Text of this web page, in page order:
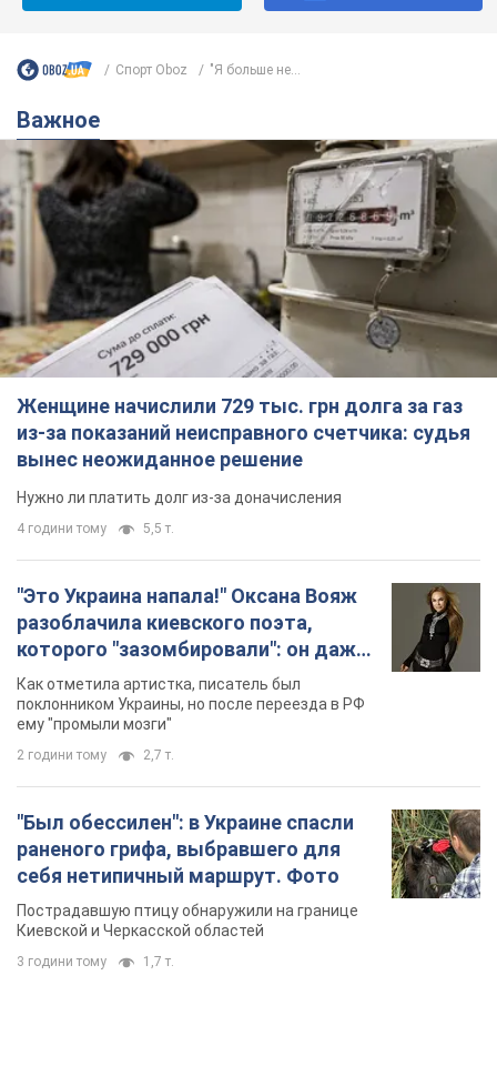
Спорт Oboz "Я больше не...
Важное
Женщине начислили 729 тыс. грн долга за газ
из-за показаний неисправного счетчика: судья
вынес неожиданное решение
Нужно ли платить долг из-за доначисления
4 години тому 5,5 т.
"Это Украина напала!" Оксана Вояж
разоблачила киевского поэта,
которого "зазомбировали": он даже
русского не знал, а теперь хочет
геноцида украинцев
Как отметила артистка, писатель был
поклонником Украины, но после переезда в РФ
ему "промыли мозги"
2 години тому 2,7 т.
"Был обессилен": в Украине спасли
раненого грифа, выбравшего для
себя нетипичный маршрут. Фото
Пострадавшую птицу обнаружили на границе
Киевской и Черкасской областей
3 години тому 1,7 т.